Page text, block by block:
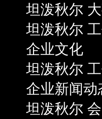
坦泼秋尔
坦泼秋尔
企业文化
坦泼秋尔
企业新闻动
坦泼秋尔